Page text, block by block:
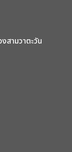
สามวาตะวัน